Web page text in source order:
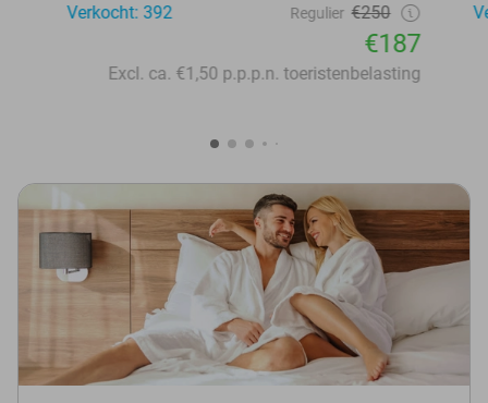
Verkocht: 392
Regulier €250
€187
Excl. ca. €1,50 p.p.p.n. toeristenbelasting